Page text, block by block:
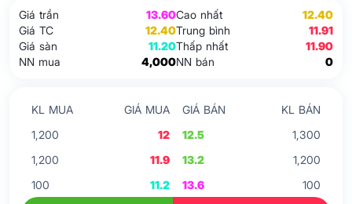
Giá trần
13.60
Giá TC
12.40
Giá sàn
11.20
NN mua
4,000
Cao nhất
12.40
Trung bình
11.91
Thấp nhất
11.90
NN bán
0
KL MUA GIÁ MUA GIÁ BÁN
KL BÁN
1,200
12 12.5
1,300
1,200
11.9 13.2
1,200
100
11.2 13.6 100